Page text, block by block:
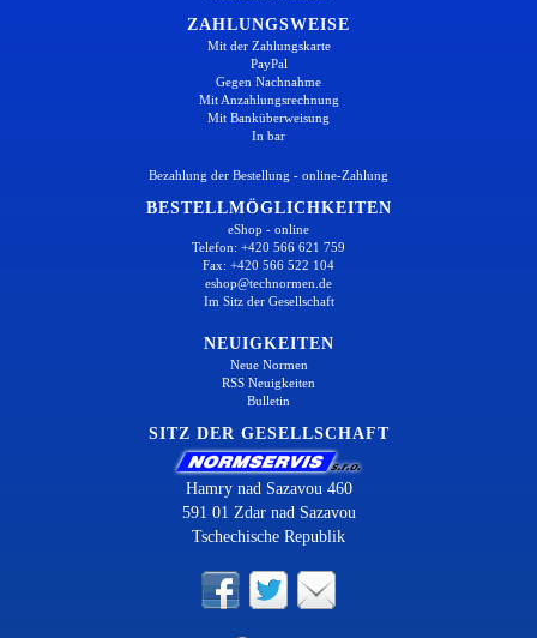
ZAHLUNGSWEISE
Mit der Zahlungskarte
PayPal
Gegen Nachnahme
Mit Anzahlungsrechnung
Mit Banküberweisung
In bar
Bezahlung der Bestellung - online-Zahlung
BESTELLMÖGLICHKEITEN
eShop - online
Telefon: +420 566 621 759
Fax: +420 566 522 104
eshop@technormen.de
Im Sitz der Gesellschaft
NEUIGKEITEN
Neue Normen
RSS Neuigkeiten
Bulletin
SITZ DER GESELLSCHAFT
Hamry nad Sazavou 460
591 01 Zdar nad Sazavou
Tschechische Republik